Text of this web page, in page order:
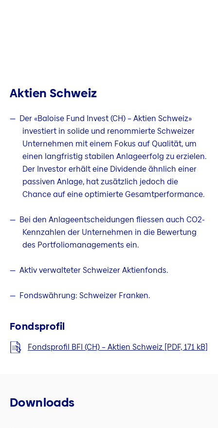
Aktien Schweiz
Der «Baloise Fund Invest (CH) – Aktien Schweiz»
investiert in solide und renommierte Schweizer
Unternehmen mit einem Fokus auf Qualität, um
einen langfristig stabilen Anlageerfolg zu erzielen.
Der Investor erhält eine Dividende ähnlich einer
passiven Anlage, hat zusätzlich jedoch die
Chance auf eine optimierte Gesamtperformance.
Bei den Anlageentscheidungen fliessen auch CO2-
Kennzahlen der Unternehmen in die Bewertung
des Portfoliomanagements ein.
Aktiv verwalteter Schweizer Aktienfonds.
Fondswährung: Schweizer Franken.
Fondsprofil
Fondsprofil BFI (CH) – Aktien Schweiz [PDF, 171 kB]
Downloads